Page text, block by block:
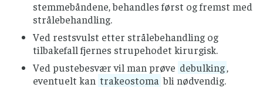
stemmebåndene, behandles først og fremst med
strålebehandling.
Ved restsvulst etter strålebehandling og
tilbakefall fjernes strupehodet kirurgisk.
Ved pustebesvær vil man prøve debulking,
eventuelt kan trakeostoma bli nødvendig.